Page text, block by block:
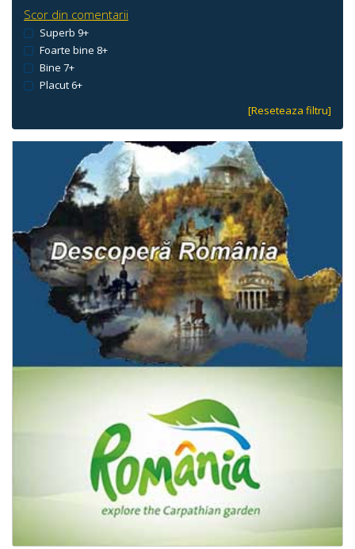
Scor din comentarii
Superb 9+
Foarte bine 8+
Bine 7+
Placut 6+
[Reseteaza filtru]